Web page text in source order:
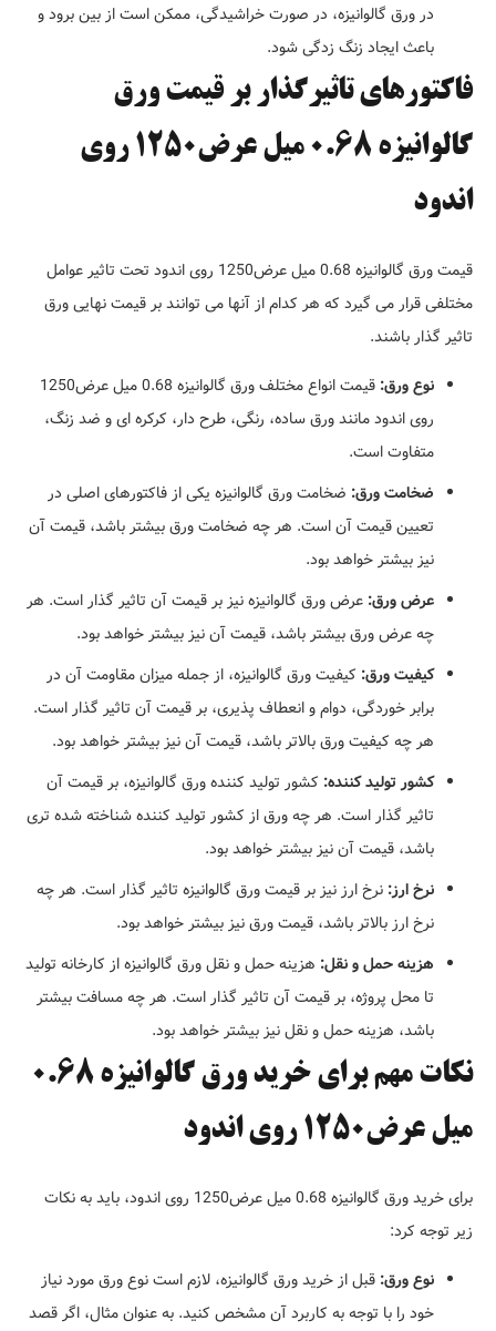
در ورق گالوانیزه، در صورت خراشیدگی، ممکن است از بین برود و
باعث ایجاد زنگ زدگی شود.
فاکتورهای تاثیرگذار بر قیمت ورق
گالوانیزه 0.68 میل عرض1250 روی
اندود
قیمت ورق گالوانیزه 0.68 میل عرض1250 روی اندود تحت تاثیر عوامل
مختلفی قرار می گیرد که هر کدام از آنها می توانند بر قیمت نهایی ورق
تاثیر گذار باشند.
نوع ورق:
قیمت انواع مختلف ورق گالوانیزه 0.68 میل عرض1250
روی اندود مانند ورق ساده، رنگی، طرح دار، کرکره ای و ضد زنگ،
متفاوت است.
ضخامت ورق: ضخامت ورق گالوانیزه یکی از فاکتورهای اصلی در
تعیین قیمت آن است. هر چه ضخامت ورق بیشتر باشد، قیمت آن
نیز بیشتر خواهد بود.
عرض ورق: عرض ورق گالوانیزه نیز بر قیمت آن تاثیر گذار است. هر
چه عرض ورق بیشتر باشد، قیمت آن نیز بیشتر خواهد بود.
کیفیت ورق: کیفیت ورق گالوانیزه، از جمله میزان مقاومت آن در
برابر خوردگی، دوام و انعطاف پذیری، بر قیمت آن تاثیر گذار است.
هر چه کیفیت ورق بالاتر باشد، قیمت آن نیز بیشتر خواهد بود.
کشور تولید کننده: کشور تولید کننده ورق گالوانیزه، بر قیمت آن
تاثیر گذار است. هر چه ورق از کشور تولید کننده شناخته شده تری
باشد، قیمت آن نیز بیشتر خواهد بود.
نرخ ارز: نرخ ارز نیز بر قیمت ورق گالوانیزه تاثیر گذار است. هر چه
نرخ ارز بالاتر باشد، قیمت ورق نیز بیشتر خواهد بود.
هزینه حمل و نقل: هزینه حمل و نقل ورق گالوانیزه از کارخانه تولید
تا محل پروژه، بر قیمت آن تاثیر گذار است. هر چه مسافت بیشتر
باشد، هزینه حمل و نقل نیز بیشتر خواهد بود.
نکات مهم برای خرید ورق گالوانیزه 0.68
میل عرض1250 روی اندود
برای خرید ورق گالوانیزه 0.68 میل عرض1250 روی اندود، باید به نکات
زیر توجه کرد:
نوع ورق: قبل از خرید ورق گالوانیزه، لازم است نوع ورق مورد نیاز
خود را با توجه به کاربرد آن مشخص کنید. به عنوان مثال، اگر قصد